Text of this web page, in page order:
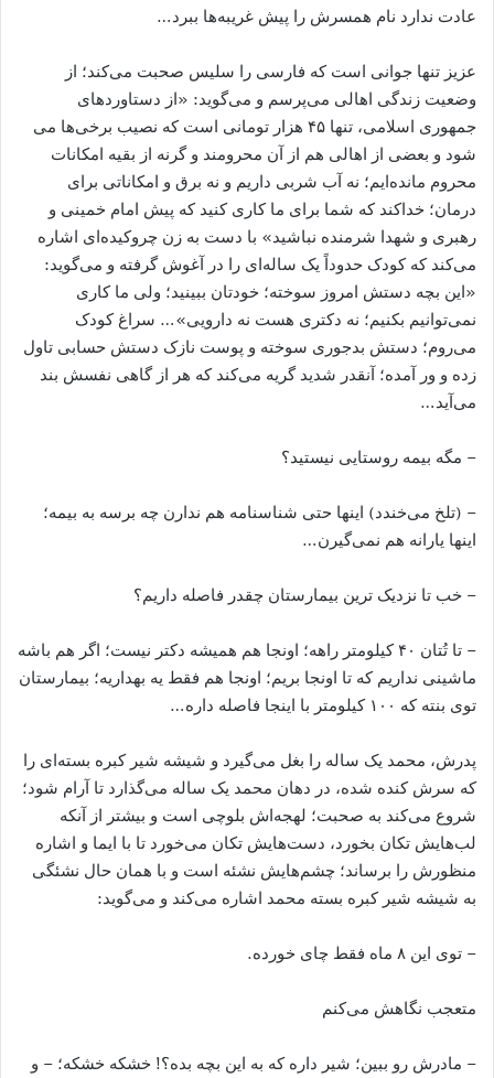
عادت ندارد نام همسرش را پیش غریبه‌ها ببرد…
عزیز تنها جوانی است که فارسی را سلیس صحبت می‌کند؛ از
وضعیت زندگی اهالی می‌پرسم و می‌گوید: «از دستاوردهای
جمهوری اسلامی، تنها ۴۵ هزار تومانی است که نصیب برخی‌ها می
شود و بعضی از اهالی هم از آن محرومند و گرنه از بقیه امکانات
محروم مانده‌ایم؛ نه آب شربی داریم و نه برق و امکاناتی برای
درمان؛ خداکند که شما برای ما کاری کنید که پیش امام خمینی و
رهبری و شهدا شرمنده نباشید» با دست به زن چروکیده‌ای اشاره
می‌کند که کودک حدوداً یک ساله‌ای را در آغوش گرفته و می‌گوید:
«این بچه دستش امروز سوخته؛ خودتان ببینید؛ ولی ما کاری
نمی‌توانیم بکنیم؛ نه دکتری هست نه دارویی»… سراغ کودک
می‌روم؛ دستش بدجوری سوخته و پوست نازک دستش حسابی تاول
زده و ور آمده؛ آنقدر شدید گریه می‌کند که هر از گاهی نفسش بند
می‌آید…
– مگه بیمه روستایی نیستید؟
– (تلخ می‌خندد) اینها حتی شناسنامه هم ندارن چه برسه به بیمه؛
اینها یارانه هم نمی‌گیرن…
– خب تا نزدیک ترین بیمارستان چقدر فاصله داریم؟
– تا تُتان ۴۰ کیلومتر راهه؛ اونجا هم همیشه دکتر نیست؛ اگر هم باشه
ماشینی نداریم که تا اونجا بریم؛ اونجا هم فقط یه بهداریه؛ بیمارستان
توی بنته که ۱۰۰ کیلومتر با اینجا فاصله داره…
پدرش، محمد یک ساله را بغل می‌گیرد و شیشه شیر کبره بسته‌ای را
که سرش کنده شده، در دهان محمد یک ساله می‌گذارد تا آرام شود؛
شروع می‌کند به صحبت؛ لهجه‌اش بلوچی است و بیشتر از آنکه
لب‌هایش تکان بخورد، دست‌هایش تکان می‌خورد تا با ایما و اشاره
منظورش را برساند؛ چشم‌هایش نشئه است و با همان حال نشئگی
به شیشه شیر کبره بسته محمد اشاره می‌کند و می‌گوید:
– توی این ۸ ماه فقط چای خورده.
متعجب نگاهش می‌کنم
– مادرش رو ببین؛ شیر داره که به این بچه بده؟! خشکه خشکه؛ – و